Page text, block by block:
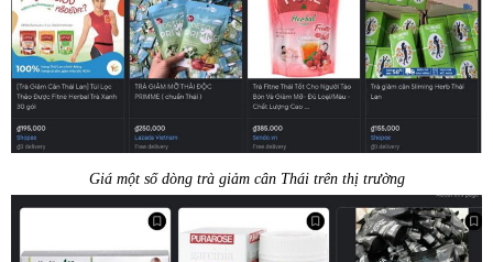
Giá một số dòng trà giảm cân Thái trên thị trường